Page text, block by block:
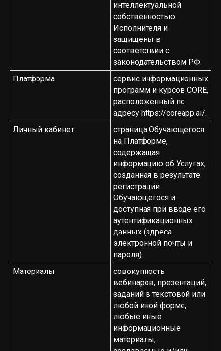
интеллектуальной
собственностью
Исполнителя и
защищены в
соответствии с
законодательством РФ.
Платформа
сервис информационных
программ и курсов CORE,
расположенный по
адресу https://coreapp.ai/.
Личный кабинет
страница Обучающегося
на Платформе,
содержащая
информацию об Услугах,
созданная в результате
регистрации
Обучающегося и
доступная при вводе его
аутентификационных
данных (адреса
электронной почты и
пароля).
Материалы
совокупность
вебинаров, презентаций,
заданий в текстовой или
любой иной форме,
любые иные
информационные
материалы,